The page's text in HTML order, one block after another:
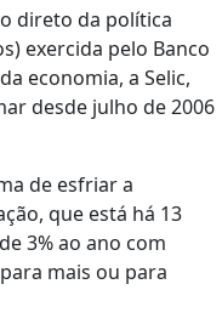
direto da política
exercida pelo Banco
economia, a Selic,
desde julho de 2006
de esfriar a
que está há 13
3% ao ano com
mais ou para